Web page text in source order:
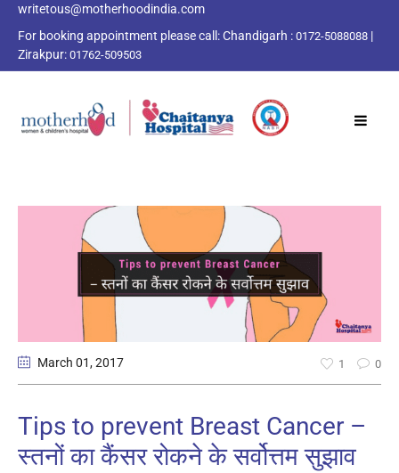
writetous@motherhoodindia.com
For booking appointment please call:Chandigarh : 0172-5088088 |
Zirakpur: 01762-509503
March 01, 2017 1 0
Tips to prevent Breast Cancer –
स्तनों का कैंसर रोकने के सर्वोत्तम सुझाव